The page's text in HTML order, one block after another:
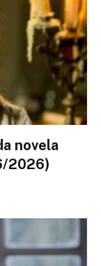
novela
2026)